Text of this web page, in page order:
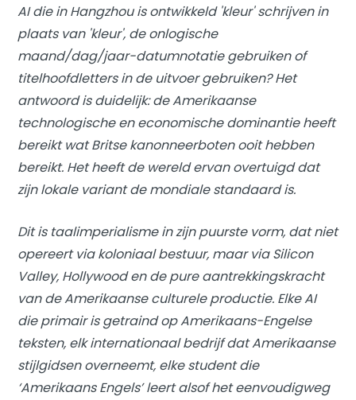
AI die in Hangzhou is ontwikkeld 'kleur' ​​schrijven in
plaats van 'kleur', de onlogische
maand/dag/jaar-datumnotatie gebruiken of
titelhoofdletters in de uitvoer gebruiken? Het
antwoord is duidelijk: de Amerikaanse
technologische en economische dominantie heeft
bereikt wat Britse kanonneerboten ooit hebben
bereikt. Het heeft de wereld ervan overtuigd dat
zijn lokale variant de mondiale standaard is.
Dit is taalimperialisme in zijn puurste vorm, dat niet
opereert via koloniaal bestuur, maar via Silicon
Valley, Hollywood en de pure aantrekkingskracht
van de Amerikaanse culturele productie. Elke AI
die primair is getraind op Amerikaans-Engelse
teksten, elk internationaal bedrijf dat Amerikaanse
stijlgidsen overneemt, elke student die
‘Amerikaans Engels’ leert alsof het eenvoudigweg